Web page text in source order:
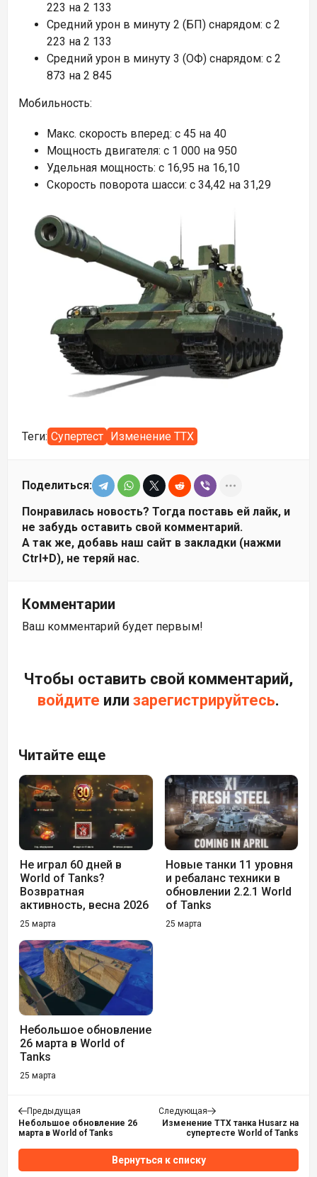
223 на 2 133
Средний урон в минуту 2 (БП) снарядом: c 2
223 на 2 133
Средний урон в минуту 3 (ОФ) снарядом: c 2
873 на 2 845
Мобильность:
Макс. скорость вперед: c 45 на 40
Мощность двигателя: c 1 000 на 950
Удельная мощность: c 16,95 на 16,10
Скорость поворота шасси: c 34,42 на 31,29
Теги: Супертест Изменение ТТХ
Поделиться:
Понравилась новость? Тогда поставь ей лайк, и
не забудь оставить свой комментарий.
А так же, добавь наш сайт в закладки (нажми
Ctrl+D), не теряй нас.
Комментарии
Ваш комментарий будет первым!
Чтобы оставить свой комментарий,
войдите или зарегистрируйтесь.
Читайте еще
Не играл 60 дней в
World of Tanks?
Возвратная
активность, весна 2026
25 марта
Новые танки 11 уровня
и ребаланс техники в
обновлении 2.2.1 World
of Tanks
25 марта
Небольшое обновление
26 марта в World of
Tanks
25 марта
Предыдущая
Небольшое обновление 26
марта в World of Tanks
Следующая
Изменение ТТХ танка Husarz на
супертесте World of Tanks
Вернуться к списку